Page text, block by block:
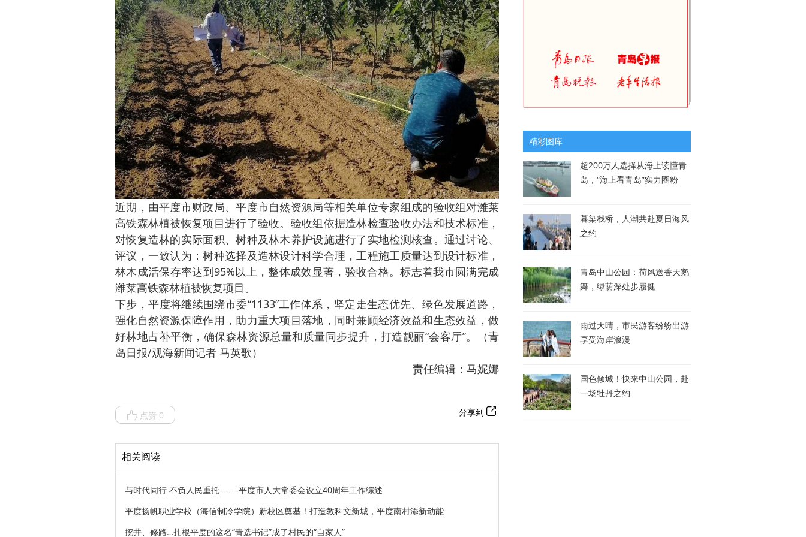
近期，由平度市财政局、平度市自然资源局等相关单位专家组成的验收组对潍莱
高铁森林植被恢复项目进行了验收。验收组依据造林检查验收办法和技术标准，
对恢复造林的实际面积、树种及林木养护设施进行了实地检测核查。通过讨论、
评议，一致认为：树种选择及造林设计科学合理，工程施工质量达到设计标准，
林木成活保存率达到95%以上，整体成效显著，验收合格。标志着我市圆满完成
潍莱高铁森林植被恢复项目。
下步，平度将继续围绕市委“1133”工作体系，坚定走生态优先、绿色发展道路，
强化自然资源保障作用，助力重大项目落地，同时兼顾经济效益和生态效益，做
好林地占补平衡，确保森林资源总量和质量同步提升，打造靓丽“会客厅”。（青
岛日报/观海新闻记者 马英歌）
责任编辑：马妮娜
点赞 0 分享到
相关阅读
与时代同行 不负人民重托 ——平度市人大常委会设立40周年工作综述
平度扬帆职业学校（海信制冷学院）新校区奠基！打造教科文新城，平度南村添新动能
挖井、修路…扎根平度的这名“青选书记”成了村民的“自家人”
精彩图库
超200万人选择从海上读懂青
岛，“海上看青岛”实力圈粉
暮染栈桥，人潮共赴夏日海风
之约
青岛中山公园：荷风送香天鹅
舞，绿荫深处步履健
雨过天晴，市民游客纷纷出游
享受海岸浪漫
国色倾城！快来中山公园，赴
一场牡丹之约